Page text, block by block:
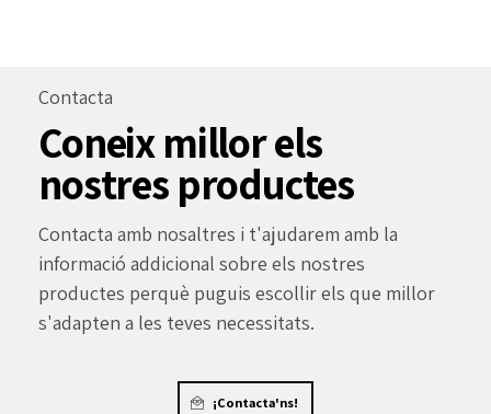
Contacta
Coneix millor els
nostres productes
Contacta amb nosaltres i t'ajudarem amb la
informació addicional sobre els nostres
productes perquè puguis escollir els que millor
s'adapten a les teves necessitats.
¡Contacta'ns!